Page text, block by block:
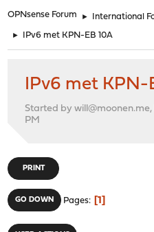
OPNsense Forum ► International
► IPv6 met KPN-EB 10A
IPv6 met KPN-
Started by will@moonen.me,
PM
PRINT
GO DOWN Pages 1